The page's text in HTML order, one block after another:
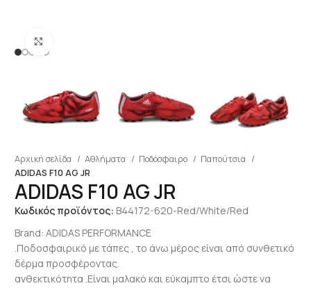
Αρχική σελίδα Αθλήματα Ποδόσφαιρο
Παπούτσια
ADIDAS F10 AG JR
ADIDAS F10 AG JR
Κωδικός προϊόντος: B44172-620-Red/White/Red
Brand: ADIDAS PERFORMANCE
.Ποδοσφαιρικό με τάπες , το άνω μέρος είναι από συνθετικό
δέρμα προσφέροντας.
ανθεκτικότητα .Είναι μαλακό και εύκαμπτο έτσι ώστε να